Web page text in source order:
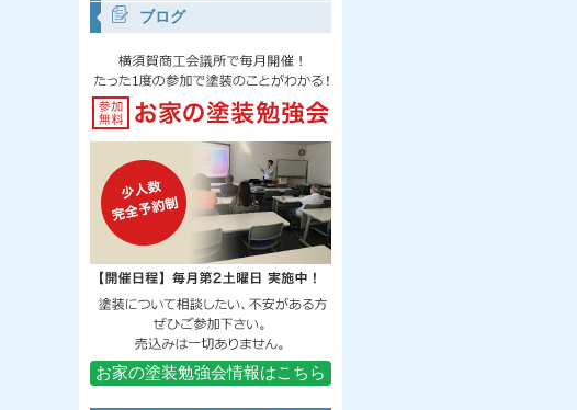
ブログ
お家の塗装勉強会情報はこちら